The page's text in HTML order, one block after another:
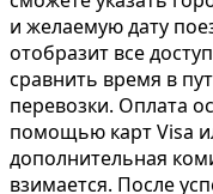
и желаемую дату
отобразит все
сравнить время в
перевозки. Оплата
помощью карт Visa
дополнительная
взимается. После